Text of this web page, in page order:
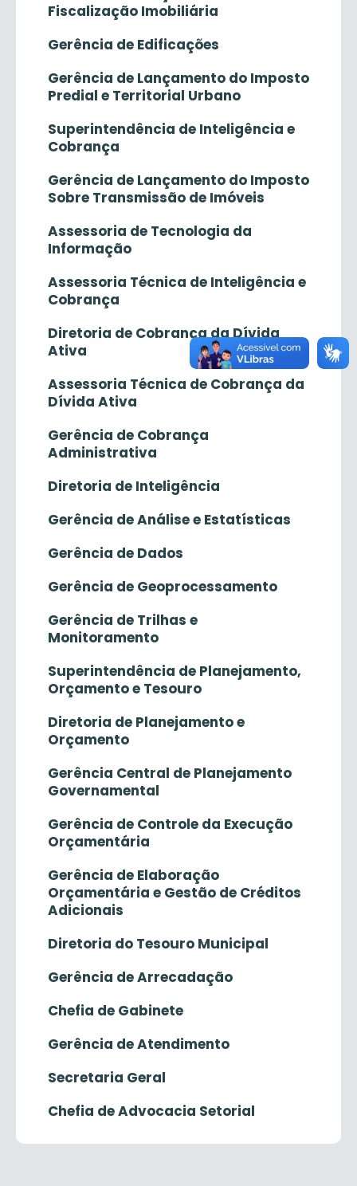
Fiscalização Imobiliária
Gerência de Edificações
Gerência de Lançamento do Imposto
Predial e Territorial Urbano
Superintendência de Inteligência e
Cobrança
Gerência de Lançamento do Imposto
Sobre Transmissão de Imóveis
Assessoria de Tecnologia da
Informação
Assessoria Técnica de Inteligência e
Cobrança
Diretoria de Cobrança da Dívida
Ativa
Assessoria Técnica de Cobrança da
Dívida Ativa
Gerência de Cobrança
Administrativa
Diretoria de Inteligência
Gerência de Análise e Estatísticas
Gerência de Dados
Gerência de Geoprocessamento
Gerência de Trilhas e
Monitoramento
Superintendência de Planejamento,
Orçamento e Tesouro
Diretoria de Planejamento e
Orçamento
Gerência Central de Planejamento
Governamental
Gerência de Controle da Execução
Orçamentária
Gerência de Elaboração
Orçamentária e Gestão de Créditos
Adicionais
Diretoria do Tesouro Municipal
Gerência de Arrecadação
Chefia de Gabinete
Gerência de Atendimento
Secretaria Geral
Chefia de Advocacia Setorial